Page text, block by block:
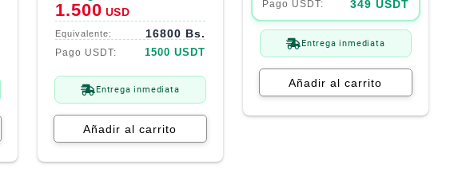
1.999$.
1.500 USD
16800 Bs.
1500 USDT
1.500$.
Entrega inmediata
Añadir al carrito
349 USDT
Entrega inmediata
Añadir al carrito